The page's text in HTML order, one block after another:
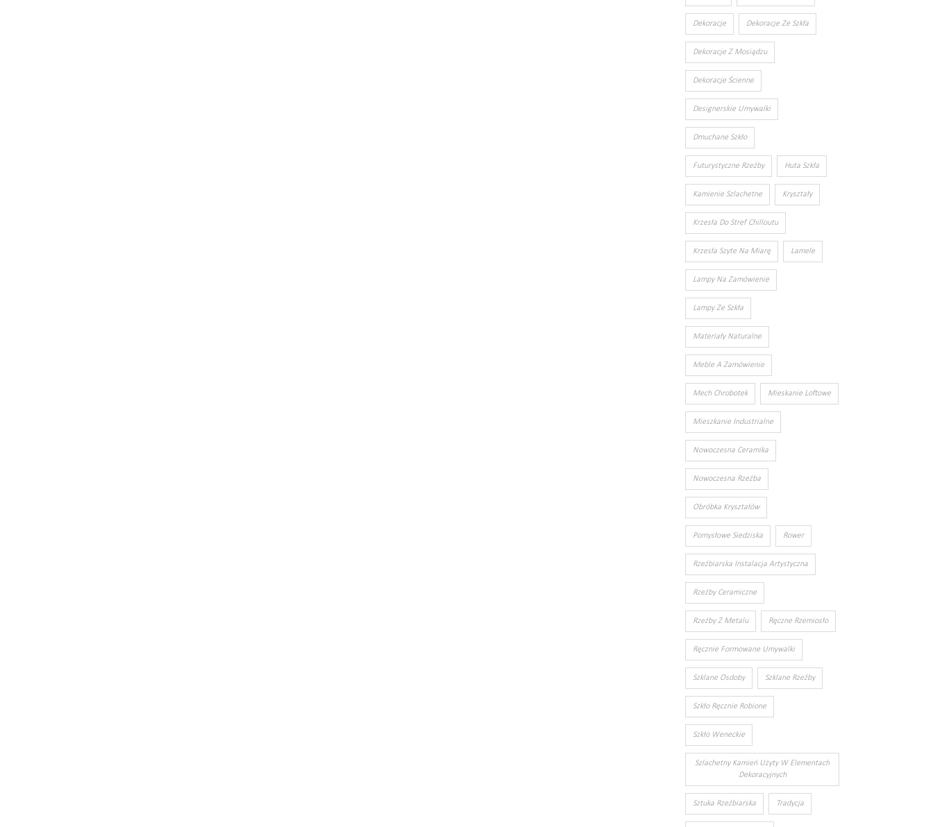
Dekoracje Dekoracje Ze Szkła
Dekoracje Z Mosiądzu
Dekoracje Ścienne
Designerskie Umywalki
Dmuchane Szkło
Futurystyczne Rzeźby Huta Szkła
Kamienie Szlachetne Kryształy
Krzesła Do Stref Chilloutu
Krzesła Szyte Na Miarę Lamele
Lampy Na Zamówienie
Lampy Ze Szkła
Materiały Naturalne
Meble A Zamówienie
Mech Chrobotek Mieskanie Loftowe
Mieszkanie Industrialne
Nowoczesna Ceramika
Nowoczesna Rzeźba
Obróbka Kryształów
Pomysłowe Siedziska Rower
Rzeźbiarska Instalacja Artystyczna
Rzeźby Ceramiczne
Rzeźby Z Metalu Ręczne Rzemiosło
Ręcznie Formowane Umywalki
Szklane Osdoby Szklane Rzeźby
Szkło Ręcznie Robione
Szkło Weneckie
Szlachetny Kamień Użyty W Elementach
Dekoracyjnych
Sztuka Rzeźbiarska Tradycja